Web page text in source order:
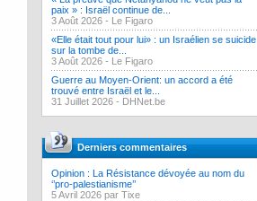
paix » : Israël continue de...
3 Août 2026 - Le Figaro
«Elle était tout pour lui» : un Israélien se suicide
sur la tombe de...
3 Août 2026 - Le Figaro
Guerre au Moyen-Orient: un accord a été
trouvé entre Israël et le...
31 Juillet 2026 - DHNet.be
Derniers commentaires
Opinion : La Résistance dévoyée au nom du
‘’pro-palestianisme’’
5 Avril 2026 par Tixe